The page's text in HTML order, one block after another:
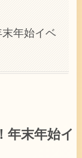
年始イベ
年末年始イ